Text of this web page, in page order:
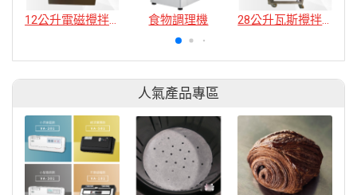
12公升電磁攪拌機 食物調理機 28公升瓦斯攪拌機
人氣產品專區